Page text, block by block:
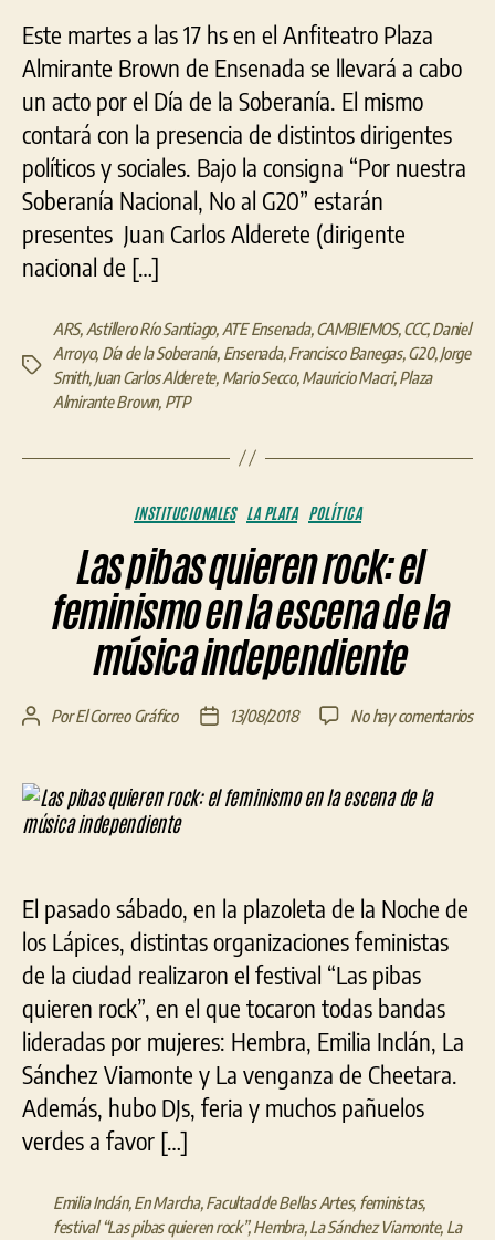
Este martes a las 17 hs en el Anfiteatro Plaza
Almirante Brown de Ensenada se llevará a cabo
un acto por el Día de la Soberanía. El mismo
contará con la presencia de distintos dirigentes
políticos y sociales. Bajo la consigna “Por nuestra
Soberanía Nacional, No al G20” estarán
presentes Juan Carlos Alderete (dirigente
nacional de […]
Etiquetas
ARS, Astillero Río Santiago, ATE Ensenada,CAMBIEMOS,CCC,Daniel
Arroyo, Día de la Soberanía, Ensenada,Francisco Banegas,G20,Jorge
Smith,Juan Carlos Alderete, Mario Secco,Mauricio Macri,Plaza
Almirante Brown, PTP
Categorías
INSTITUCIONALES LA PLATA POLÍTICA
Las pibas quieren rock: el
feminismo en la escena de la
música independiente
Autor
entrada
PorEl Correo Gráfico
Fecha
entrada
13/08/2018 No hay comentariosen
El pasado sábado, en la plazoleta de la Noche de
los Lápices, distintas organizaciones feministas
de la ciudad realizaron el festival “Las pibas
quieren rock”, en el que tocaron todas bandas
lideradas por mujeres: Hembra, Emilia Inclán, La
Sánchez Viamonte y La venganza de Cheetara.
Además, hubo DJs, feria y muchos pañuelos
verdes a favor […]
Emilia Inclán,En Marcha,Facultad de Bellas Artes, feministas,
festival “Las pibas quieren rock”,Hembra,La Sánchez Viamonte, La